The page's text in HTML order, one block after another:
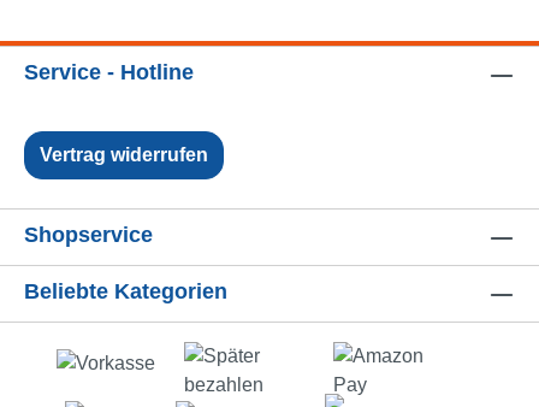
Service - Hotline
Vertrag widerrufen
Shopservice
Beliebte Kategorien